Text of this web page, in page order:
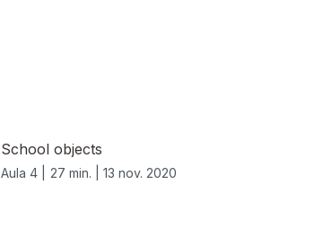
School objects
Aula 4 | 27 min. | 13 nov. 2020